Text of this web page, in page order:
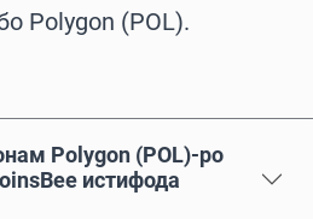
Polygon (POL).
Polygon (POL)-ро
истифода